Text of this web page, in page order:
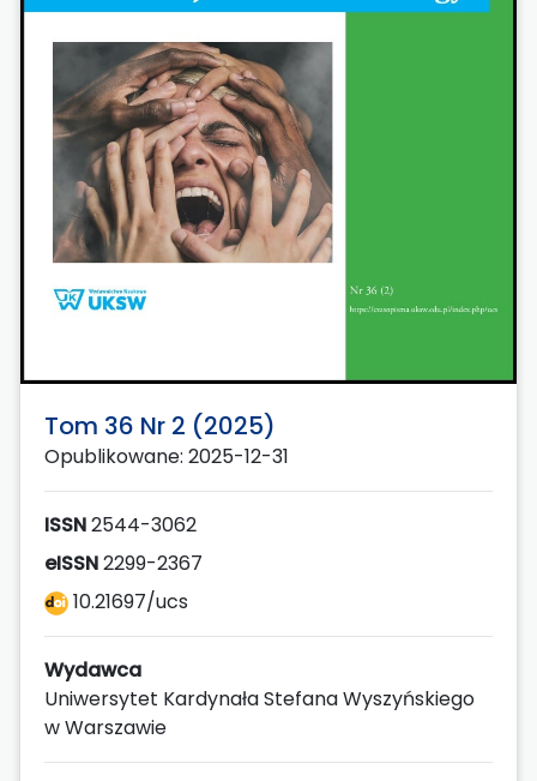
Tom 36 Nr 2 (2025)
Opublikowane: 2025-12-31
ISSN2544-3062
eISSN2299-2367
10.21697/ucs
Wydawca
Uniwersytet Kardynała Stefana Wyszyńskiego
w Warszawie